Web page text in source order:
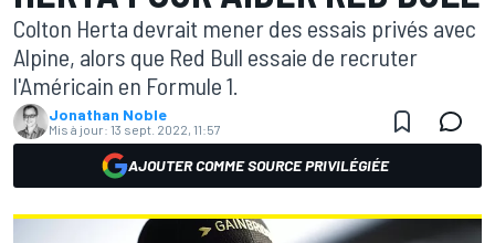
Colton Herta devrait mener des essais privés avec
Alpine, alors que Red Bull essaie de recruter
l'Américain en Formule 1.
Jonathan Noble
Mis à jour: 13 sept. 2022, 11:57
AJOUTER COMME SOURCE PRIVILÉGIÉE